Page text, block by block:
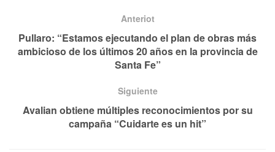
Anteriot
Pullaro: “Estamos ejecutando el plan de obras más
ambicioso de los últimos 20 años en la provincia de
Santa Fe”
Siguiente
Avalian obtiene múltiples reconocimientos por su
campaña “Cuidarte es un hit”